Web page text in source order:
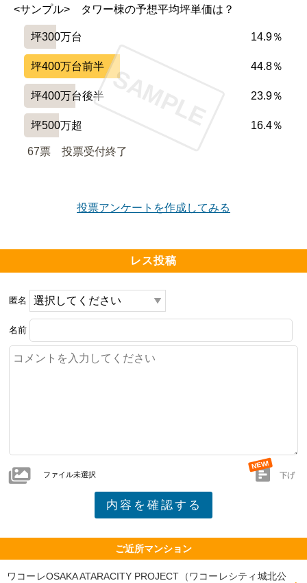
<サンプル>　タワー棟の予想平均坪単価は？
坪300万台 14.9％
坪400万台前半 44.8％
坪400万台後半 23.9％
坪500万超 16.4％
67票 投票受付終了
SAMPLE
投票アンケートを作成してみる
レス投稿
匿名
名前
ファイル未選択 下げ
ご近所マンション
ワコーレOSAKA ATARACITY PROJECT（ワコーレシティ城北公